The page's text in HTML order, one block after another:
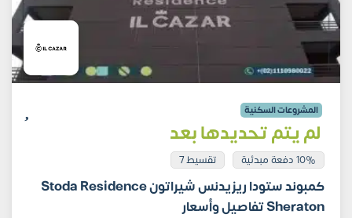
المشروعات السكنية
لم يتم تحديدها بعد
10% دفعة مبدئية تقسيط 7
كمبوند ستودا ريزيدنس شيراتون Stoda Residence
Sheraton تفاصيل وأسعار